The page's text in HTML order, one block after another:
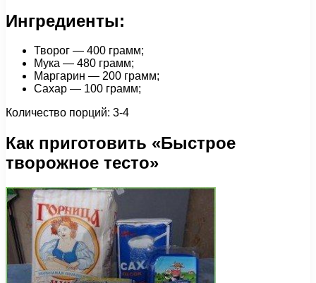
Ингредиенты:
Творог — 400 грамм;
Мука — 480 грамм;
Маргарин — 200 грамм;
Сахар — 100 грамм;
Количество порций: 3-4
Как приготовить «Быстрое
творожное тесто»